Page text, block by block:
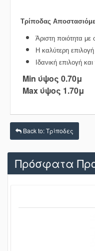
Τρίποδας
Άριστη ποιότητα με
Η καλύτερη
Ιδανική επιλογή
Min ύψος 0.70μ
Max ύψος 1.70μ
Back to: Τρίποδες
Πρόσφατα